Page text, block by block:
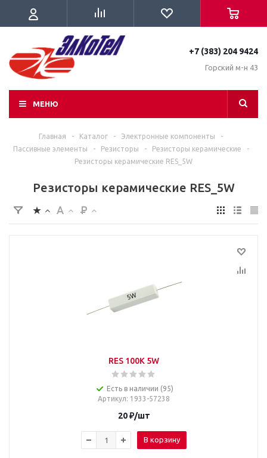
+7 (383) 204 9424
Горский м-н 43
МЕНЮ
Главная - Каталог - Электронные компоненты
-
Пассивные элементы
- Резисторы - Резисторы керамические
-
Резисторы керамические RES_5W
Резисторы керамические RES_5W
RES 100K 5W
Есть в наличии (95)
Артикул: 1933-57238
20₽/шт
В корзину